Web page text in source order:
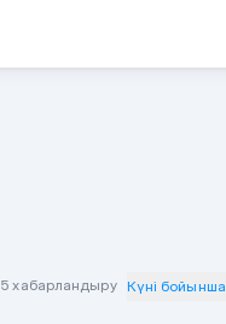
5 хабарландыру Күні бойынша